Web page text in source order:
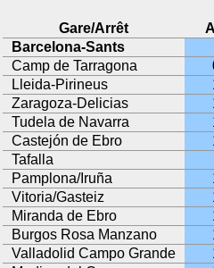
Gare/Arrêt
Barcelona-Sants
Camp de Tarragona
Lleida-Pirineus
Zaragoza-Delicias
Tudela de Navarra
Castejón de Ebro
Tafalla
Pamplona/Iruña
Vitoria/Gasteiz
Miranda de Ebro
Burgos Rosa Manzano
Valladolid Campo Grande